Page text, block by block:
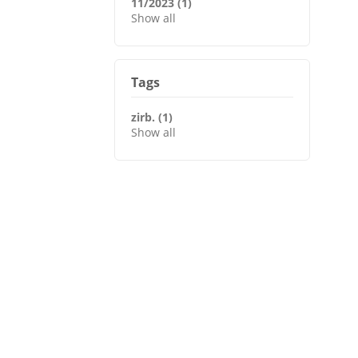
Show all
Tags
zirb. (1)
Show all